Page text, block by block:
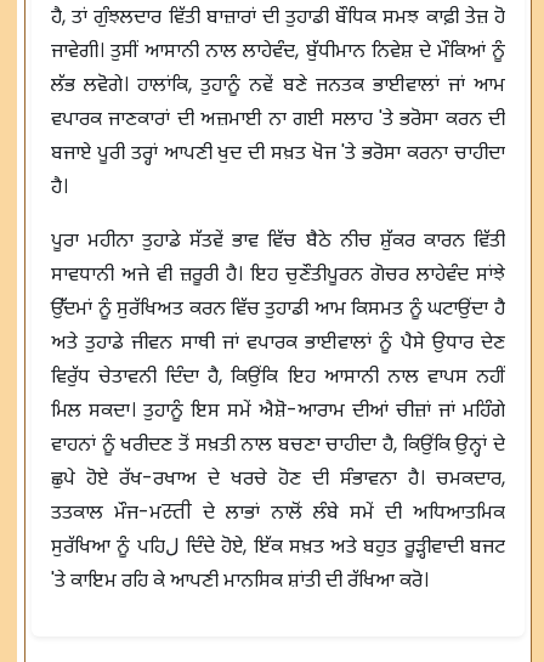
ਹੈ, ਤਾਂ ਗੁੰਝਲਦਾਰ ਵਿੱਤੀ ਬਾਜ਼ਾਰਾਂ ਦੀ ਤੁਹਾਡੀ ਬੌਧਿਕ ਸਮਝ ਕਾਫ਼ੀ ਤੇਜ਼ ਹੋ
ਜਾਵੇਗੀ। ਤੁਸੀਂ ਆਸਾਨੀ ਨਾਲ ਲਾਹੇਵੰਦ, ਬੁੱਧੀਮਾਨ ਨਿਵੇਸ਼ ਦੇ ਮੌਕਿਆਂ ਨੂੰ
ਲੱਭ ਲਵੋਗੇ। ਹਾਲਾਂਕਿ, ਤੁਹਾਨੂੰ ਨਵੇਂ ਬਣੇ ਜਨਤਕ ਭਾਈਵਾਲਾਂ ਜਾਂ ਆਮ
ਵਪਾਰਕ ਜਾਣਕਾਰਾਂ ਦੀ ਅਜ਼ਮਾਈ ਨਾ ਗਈ ਸਲਾਹ 'ਤੇ ਭਰੋਸਾ ਕਰਨ ਦੀ
ਬਜਾਏ ਪੂਰੀ ਤਰ੍ਹਾਂ ਆਪਣੀ ਖੁਦ ਦੀ ਸਖ਼ਤ ਖੋਜ 'ਤੇ ਭਰੋਸਾ ਕਰਨਾ ਚਾਹੀਦਾ
ਹੈ।
ਪੂਰਾ ਮਹੀਨਾ ਤੁਹਾਡੇ ਸੱਤਵੇਂ ਭਾਵ ਵਿੱਚ ਬੈਠੇ ਨੀਚ ਸ਼ੁੱਕਰ ਕਾਰਨ ਵਿੱਤੀ
ਸਾਵਧਾਨੀ ਅਜੇ ਵੀ ਜ਼ਰੂਰੀ ਹੈ। ਇਹ ਚੁਣੌਤੀਪੂਰਨ ਗੋਚਰ ਲਾਹੇਵੰਦ ਸਾਂਝੇ
ਉੱਦਮਾਂ ਨੂੰ ਸੁਰੱਖਿਅਤ ਕਰਨ ਵਿੱਚ ਤੁਹਾਡੀ ਆਮ ਕਿਸਮਤ ਨੂੰ ਘਟਾਉਂਦਾ ਹੈ
ਅਤੇ ਤੁਹਾਡੇ ਜੀਵਨ ਸਾਥੀ ਜਾਂ ਵਪਾਰਕ ਭਾਈਵਾਲਾਂ ਨੂੰ ਪੈਸੇ ਉਧਾਰ ਦੇਣ
ਵਿਰੁੱਧ ਚੇਤਾਵਨੀ ਦਿੰਦਾ ਹੈ, ਕਿਉਂਕਿ ਇਹ ਆਸਾਨੀ ਨਾਲ ਵਾਪਸ ਨਹੀਂ
ਮਿਲ ਸਕਦਾ। ਤੁਹਾਨੂੰ ਇਸ ਸਮੇਂ ਐਸ਼ੋ-ਆਰਾਮ ਦੀਆਂ ਚੀਜ਼ਾਂ ਜਾਂ ਮਹਿੰਗੇ
ਵਾਹਨਾਂ ਨੂੰ ਖਰੀਦਣ ਤੋਂ ਸਖ਼ਤੀ ਨਾਲ ਬਚਣਾ ਚਾਹੀਦਾ ਹੈ, ਕਿਉਂਕਿ ਉਨ੍ਹਾਂ ਦੇ
ਛੁਪੇ ਹੋਏ ਰੱਖ-ਰਖਾਅ ਦੇ ਖਰਚੇ ਹੋਣ ਦੀ ਸੰਭਾਵਨਾ ਹੈ। ਚਮਕਦਾਰ,
ਤਤਕਾਲ ਮੌਜ-ਮस्ती ਦੇ ਲਾਭਾਂ ਨਾਲੋਂ ਲੰਬੇ ਸਮੇਂ ਦੀ ਅਧਿਆਤਮਿਕ
ਸੁਰੱਖਿਆ ਨੂੰ ਪਹਿل ਦਿੰਦੇ ਹੋਏ, ਇੱਕ ਸਖ਼ਤ ਅਤੇ ਬਹੁਤ ਰੂੜ੍ਹੀਵਾਦੀ ਬਜਟ
'ਤੇ ਕਾਇਮ ਰਹਿ ਕੇ ਆਪਣੀ ਮਾਨਸਿਕ ਸ਼ਾਂਤੀ ਦੀ ਰੱਖਿਆ ਕਰੋ।